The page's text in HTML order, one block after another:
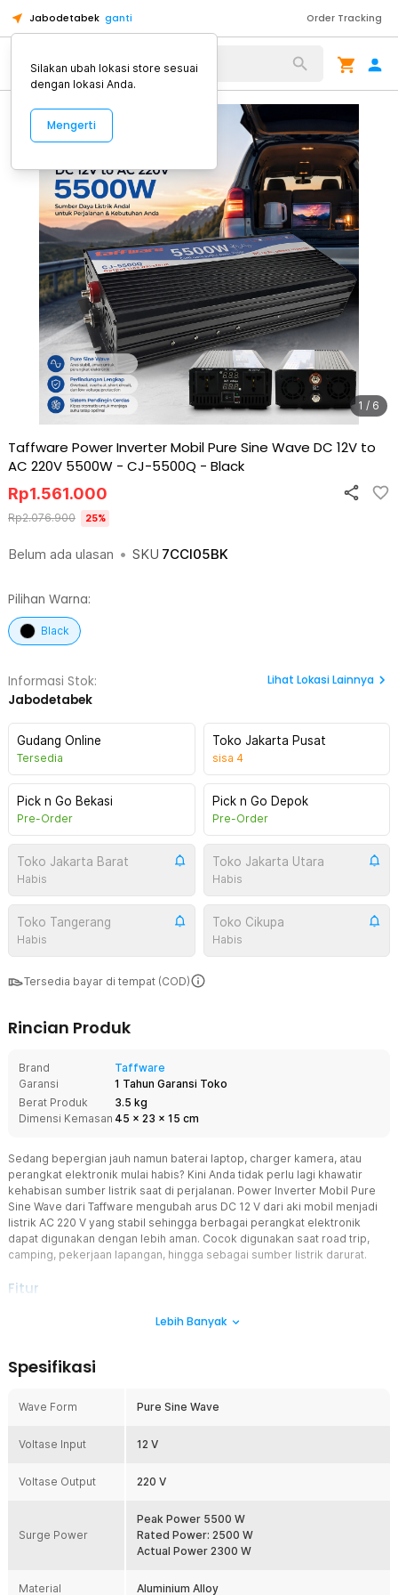
Jabodetabek ganti Order Tracking
Alat Kopi
1 / 6
Taffware Power Inverter Mobil Pure Sine Wave DC 12V to
AC 220V 5500W - CJ-5500Q - Black
Belum ada ulasan • SKU 7CCI05BK
Rp1.561.000
Rp2.076.900 25%
Pilihan Warna:
Black
Informasi Stok:
Jabodetabek
Lihat Lokasi Lainnya
Gudang Online
Tersedia
Toko Jakarta Pusat
sisa 4
Pick n Go Bekasi
Pre-Order
Pick n Go Depok
Pre-Order
Toko Jakarta Barat
Habis
Toko Jakarta Utara
Habis
Toko Tangerang
Habis
Toko Cikupa
Habis
Tersedia bayar di tempat (COD)
Rincian Produk
Brand
Taffware
Garansi
1 Tahun Garansi Toko
Berat Produk
3.5 kg
Dimensi Kemasan 45 x 23 x 15 cm
Sedang bepergian jauh namun baterai laptop, charger kamera, atau
perangkat elektronik mulai habis? Kini Anda tidak perlu lagi khawatir
kehabisan sumber listrik saat di perjalanan. Power Inverter Mobil Pure
Sine Wave dari Taffware mengubah arus DC 12 V dari aki mobil menjadi
listrik AC 220 V yang stabil sehingga berbagai perangkat elektronik
dapat digunakan dengan lebih aman. Cocok digunakan saat road trip,
camping, pekerjaan lapangan, hingga sebagai sumber listrik darurat.
Fitur
Pure Sine Wave yang Lebih Aman
yang stabil membantu perangkat elektronik bekerja lebih optimal
laptop, charger kamera, monitor, maupun perangkat elektronik
aman digunakan untuk berbagai kebutuhan.
Power inverter mampu mengubah sumber listrik DC 12 V dari aki
Rated Power 2500 W, dan Actual Power sekitar 2300 W sehingga
cocok digunakan untuk berbagai perangkat elektronik sesuai
kapasitas dayanya. Dilengkapi dua stop kontak AC sehingga Anda
dengan lebih praktis.
Lebih Banyak
Spesifikasi
Wave Form Pure Sine Wave
Voltase Input 12 V
Voltase Output 220 V
Surge Power
Peak Power 5500 W
Rated Power: 2500 W
Actual Power 2300 W
Material Aluminium Alloy
Silakan ubah lokasi store sesuai
dengan lokasi Anda.
Mengerti